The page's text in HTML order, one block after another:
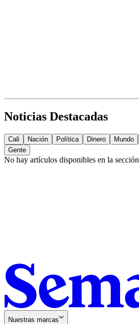
Noticias Destacadas
Cali Nación Política Dinero Mundo
Gente
No hay artículos disponibles en la sección
Nuestras marcas